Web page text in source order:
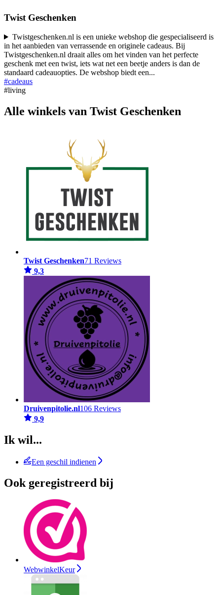
Twist Geschenken
Twistgeschenken.nl is een unieke webshop die gespecialiseerd is
in het aanbieden van verrassende en originele cadeaus. Bij
Twistgeschenken.nl draait alles om het vinden van het perfecte
geschenk met een twist, iets wat net een beetje anders is dan de
standaard cadeauopties. De webshop biedt een...
#cadeaus
#living
Alle winkels van Twist Geschenken
Twist Geschenken71 Reviews
9,3
Druivenpitolie.nl106 Reviews
9,9
Ik wil...
Een geschil indienen
Ook geregistreerd bij
WebwinkelKeur